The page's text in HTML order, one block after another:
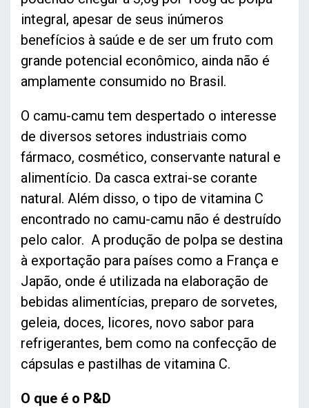
integral, apesar de seus inúmeros
benefícios à saúde e de ser um fruto com
grande potencial econômico, ainda não é
amplamente consumido no Brasil.
O camu-camu tem despertado o interesse
de diversos setores industriais como
fármaco, cosmético, conservante natural e
alimentício. Da casca extrai-se corante
natural. Além disso, o tipo de vitamina C
encontrado no camu-camu não é destruído
pelo calor. A produção de polpa se destina
à exportação para países como a França e
Japão, onde é utilizada na elaboração de
bebidas alimentícias, preparo de sorvetes,
geleia, doces, licores, novo sabor para
refrigerantes, bem como na confecção de
cápsulas e pastilhas de vitamina C.
O que é o P&D